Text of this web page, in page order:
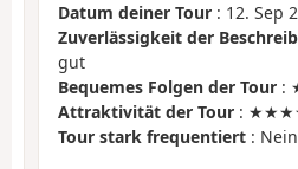
Datum deiner Tour : 12. Sep
Zuverlässigkeit der
gut
Bequemes Folgen der Tour :
Attraktivität der Tour :
Tour stark frequentiert : Nein